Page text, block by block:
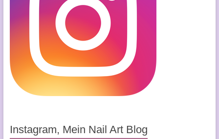
Instagram, Mein Nail Art Blog